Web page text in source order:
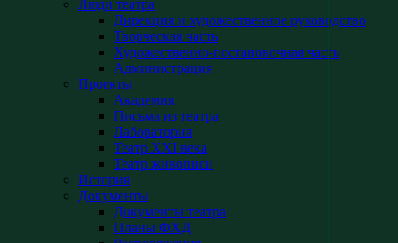
Люди театра
Дирекция и художественное руководство
Творческая часть
Художественно-постановочная часть
Администрация
Проекты
Академия
Письма из театра
Лаборатория
Театр XXI века
Театр живописи
История
Документы
Документы театра
Планы ФХД